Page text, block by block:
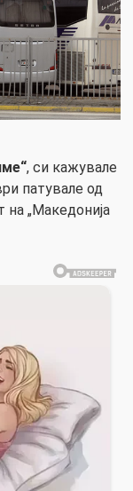
, си кажувале
патувале од
на „Македонија